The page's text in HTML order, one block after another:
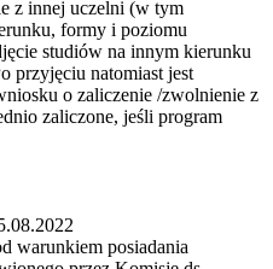
z innej uczelni (w tym
formy i poziomu
studiów na innym kierunku
przyjęciu natomiast jest
o zaliczenie /zwolnienie z
zaliczone, jeśli program
warunkiem posiadania